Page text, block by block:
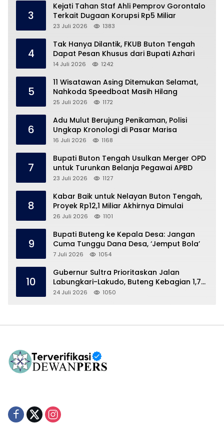
3
Kejati Tahan Staf Ahli Pemprov Gorontalo
Terkait Dugaan Korupsi Rp5 Miliar
23 Juli 2026 1383
4
Tak Hanya Dilantik, FKUB Buton Tengah
Dapat Pesan Khusus dari Bupati Azhari
14 Juli 2026 1242
5
11 Wisatawan Asing Ditemukan Selamat,
Nahkoda Speedboat Masih Hilang
25 Juli 2026 1172
6
Adu Mulut Berujung Penikaman, Polisi
Ungkap Kronologi di Pasar Marisa
16 Juli 2026 1168
7
Bupati Buton Tengah Usulkan Merger OPD
untuk Turunkan Belanja Pegawai APBD
23 Juli 2026 1127
8
Kabar Baik untuk Nelayan Buton Tengah,
Proyek Rp12,1 Miliar Akhirnya Dimulai
26 Juli 2026 1101
9
Bupati Buteng ke Kepala Desa: Jangan
Cuma Tunggu Dana Desa, ‘Jemput Bola’
7 Juli 2026 1054
10
Gubernur Sultra Prioritaskan Jalan
Labungkari-Lakudo, Buteng Kebagian 1,7
Km
24 Juli 2026 1050